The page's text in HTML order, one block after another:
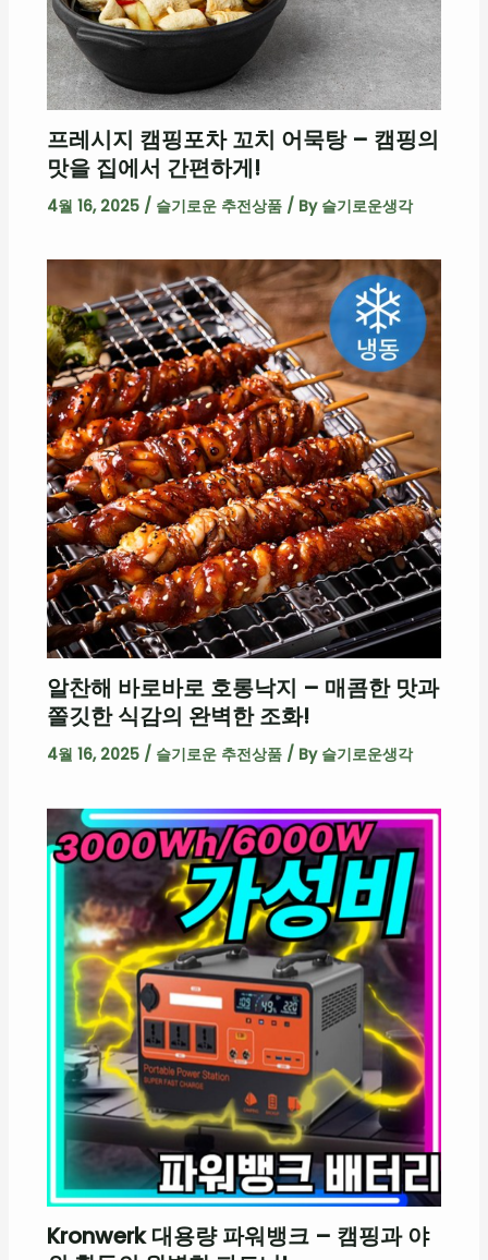
프레시지 캠핑포차 꼬치 어묵탕 – 캠핑의
맛을 집에서 간편하게!
4월 16, 2025 / 슬기로운 추전상품/ By 슬기로운생각
알찬해 바로바로 호롱낙지 – 매콤한 맛과
쫄깃한 식감의 완벽한 조화!
4월 16, 2025 / 슬기로운 추전상품/ By 슬기로운생각
Kronwerk 대용량 파워뱅크 – 캠핑과 야